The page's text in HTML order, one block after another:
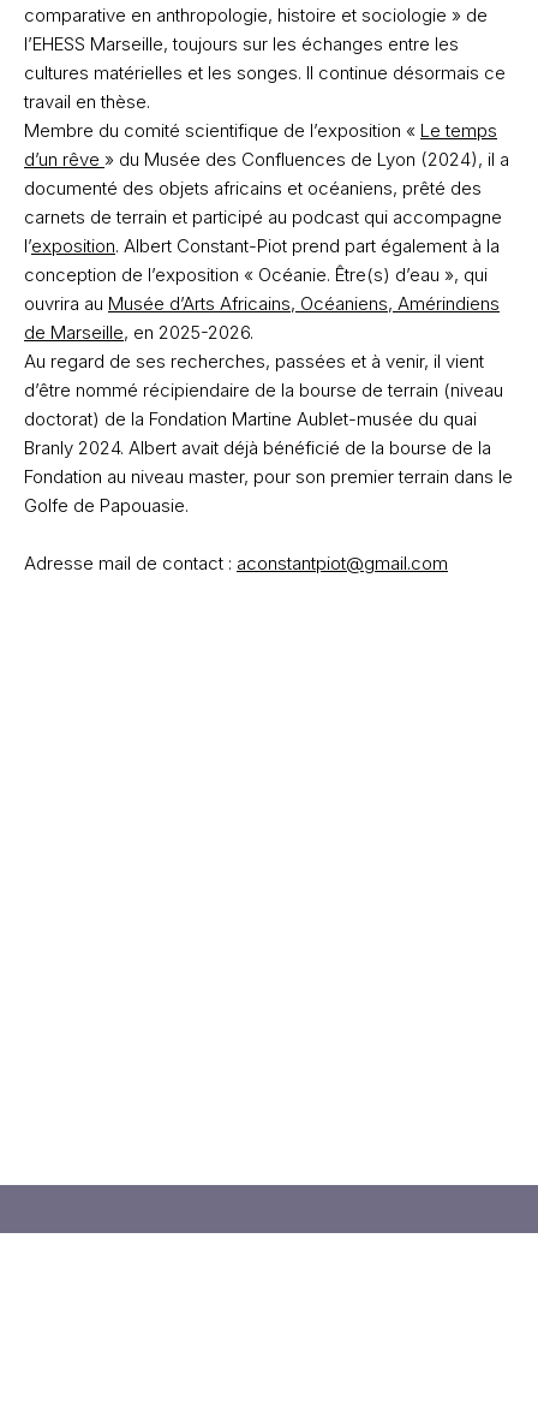
comparative en anthropologie, histoire et sociologie » de
l’EHESS Marseille, toujours sur les échanges entre les
cultures matérielles et les songes. Il continue désormais ce
travail en thèse.
Membre du comité scientifique de l’exposition « Le temps
d’un rêve » du Musée des Confluences de Lyon (2024), il a
documenté des objets africains et océaniens, prêté des
carnets de terrain et participé au podcast qui accompagne
l’exposition. Albert Constant-Piot prend part également à la
conception de l’exposition « Océanie. Être(s) d’eau », qui
ouvrira au Musée d’Arts Africains, Océaniens, Amérindiens
de Marseille, en 2025-2026.
Au regard de ses recherches, passées et à venir, il vient
d’être nommé récipiendaire de la bourse de terrain (niveau
doctorat) de la Fondation Martine Aublet-musée du quai
Branly 2024. Albert avait déjà bénéficié de la bourse de la
Fondation au niveau master, pour son premier terrain dans le
Golfe de Papouasie.
Adresse mail de contact : aconstantpiot@gmail.com